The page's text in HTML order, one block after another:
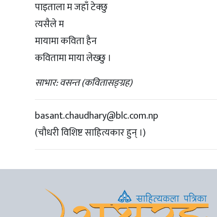
पाइताला म जहाँ टेक्छु
त्यसैले म
मायामा कविता हैन
कवितामा माया लेख्छु ।
साभार: वसन्त (कवितासङ्ग्रह)
basant.chaudhary@blc.com.np
(चौधरी विशिष्ट साहित्यकार हुन् ।)